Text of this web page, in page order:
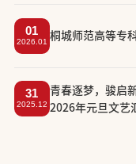
01
2026.01 桐城师范高等专
31
2025.12
青春逐梦，骏启
2026年元旦文艺